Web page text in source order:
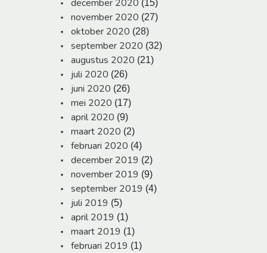
december 2020 (15)
november 2020 (27)
oktober 2020 (28)
september 2020 (32)
augustus 2020 (21)
juli 2020 (26)
juni 2020 (26)
mei 2020 (17)
april 2020 (9)
maart 2020 (2)
februari 2020 (4)
december 2019 (2)
november 2019 (9)
september 2019 (4)
juli 2019 (5)
april 2019 (1)
maart 2019 (1)
februari 2019 (1)